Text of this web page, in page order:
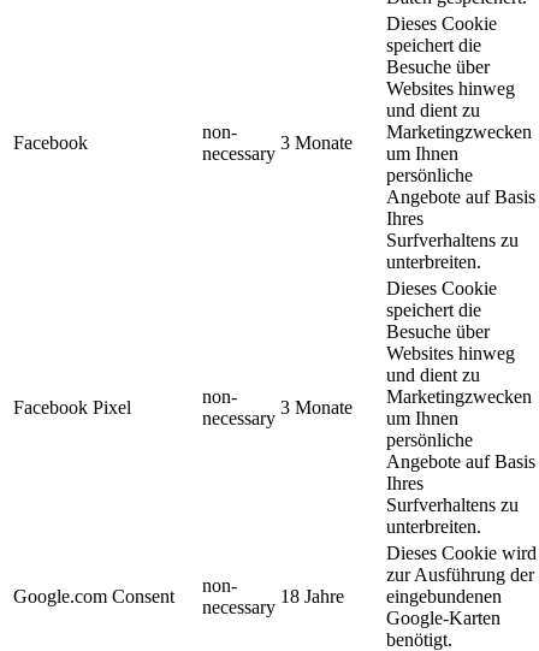
Facebook
non-
necessary
3 Monate
Dieses Cookie
speichert die
Besuche über
Websites hinweg
und dient zu
Marketingzwecken
um Ihnen
persönliche
Angebote auf Basis
Ihres
Surfverhaltens zu
unterbreiten.
Facebook Pixel
non-
necessary
3 Monate
Dieses Cookie
speichert die
Besuche über
Websites hinweg
und dient zu
Marketingzwecken
um Ihnen
persönliche
Angebote auf Basis
Ihres
Surfverhaltens zu
unterbreiten.
Google.com Consent
non-
necessary
18 Jahre
Dieses Cookie wird
zur Ausführung der
eingebundenen
Google-Karten
benötigt.